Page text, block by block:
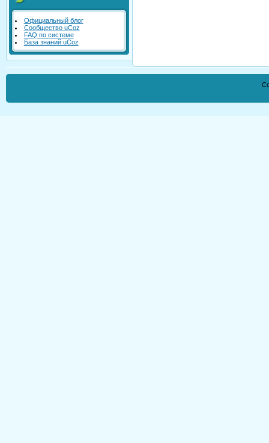
Официальный блог
Сообщество uCoz
FAQ по системе
База знаний uCoz